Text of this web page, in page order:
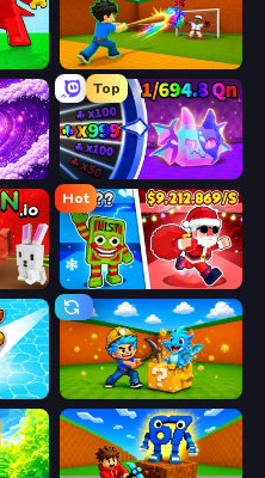
Baseball For Brainrot
Top
Meeland.io
Grow A Garden | Growden.io
Hot
Plants vs Brain Zombies
Escape Cave For Brainrot